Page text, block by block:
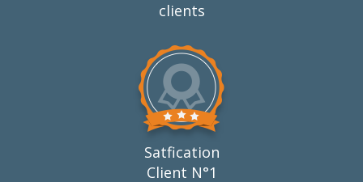
clients
Satfication
Client N°1